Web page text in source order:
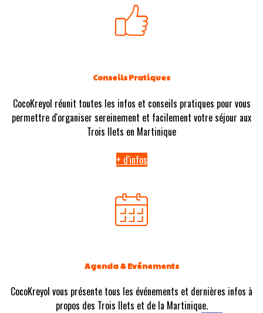
Conseils Pratiques
CocoKreyol réunit toutes les infos et conseils pratiques pour vous
permettre d'organiser sereinement et facilement votre séjour aux
Trois Ilets en Martinique
+ d'infos
Agenda & Evénements
CocoKreyol vous présente tous les événements et dernières infos à
propos des Trois Ilets et de la Martinique.